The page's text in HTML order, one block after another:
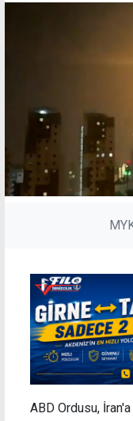
ABD Ordusu, İran'a